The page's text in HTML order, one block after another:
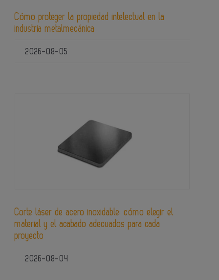
Cómo proteger la propiedad intelectual en la
industria metalmecánica
2026-08-05
Corte láser de acero inoxidable: cómo elegir el
material y el acabado adecuados para cada
proyecto
2026-08-04